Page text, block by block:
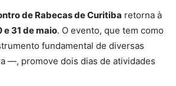
de Rabecas de Curitiba retorna à
e 31 de maio. O evento, que tem como
fundamental de diversas
—, promove dois dias de atividades